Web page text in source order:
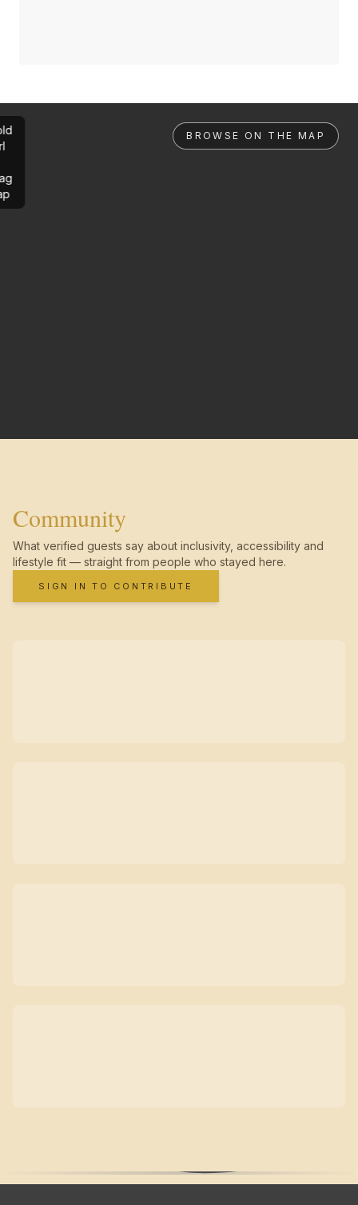
BROWSE ON THE MAP
Community
What verified guests say about inclusivity, accessibility and
lifestyle fit — straight from people who stayed here.
SIGN IN TO CONTRIBUTE